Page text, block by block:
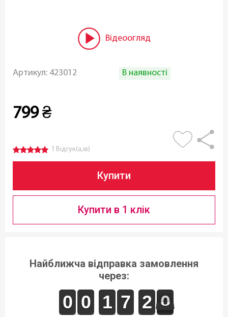
Відеоогляд
Артикул: 423012 В наявності
799 ₴
1 Відгук(а,ів)
Купити
Купити в 1 клік
Найближча відправка замовлення
через:
9
9
0
0 9
9
0
0 1
1
1
1 6
6
7
7 2
2
1 0
0
9